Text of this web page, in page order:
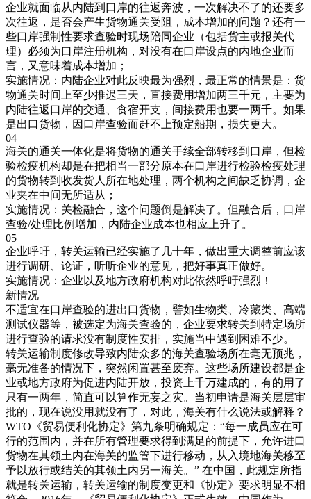
企业就面临从内陆到口岸的往返奔波，一次解决不了的还要多
次往返，是否会产生货物通关受阻，成本增加的问题？还有一
些口岸强制性要求查验时现场陪同企业（包括货主或报关代
理）必须为口岸注册机构，对没有在口岸设点的内地企业而
言，又意味着成本增加；
实施情况：内陆企业对此反映最为强烈，最正常的情景是：货
物通关时间上至少推迟三天，直接费用增加两三千元，主要为
内陆往返口岸的交通、食宿开支，间接费用也要一两千。如果
是出口货物，因口岸查验而赶不上预定船期，损失更大。
04
海关的通关一体化是将货物的通关手续全部转移到口岸，但检
验检疫机构却是在把相当一部分原本在口岸进行检验检疫处理
的货物转到收发货人所在地处理，两个机构之间缺乏协调，企
业夹在中间无所适从；
实施情况：关检融合，这个问题倒是解决了。但融合后，口岸
查验/处理比例增加，内陆企业成本也相应上升了。
05
企业呼吁，转关运输已经实施了几十年，做出重大调整前应该
进行调研、论证，听听企业的意见，把好事真正做好。
实施情况：企业以及地方政府机构对此依然呼吁强烈！
新情况
不适宜在口岸查验的进出口货物，譬如生物类、冷藏类、高端
测试仪器等，被选定为海关查验的，企业要求转关到特定场所
进行查验的请求没有制度性安排，实施当中遇到困难不少。
转关运输制度修改导致内陆众多的海关查验场所在毫无预兆，
毫无准备的情况下，突然闲置甚至废弃。这些场所建设都是企
业或地方政府为促进内陆开放，投资上千万建成的，有的用了
只有一两年，简直可以算作无妄之灾。当初申请是海关层层审
批的，现在说没用就没有了，对此，海关有什么说法或解释？
WTO《贸易便利化协定》第九条明确规定：“每一成员应在可
行的范围内，并在所有管理要求得到满足的前提下，允许进口
货物在其领土内在海关的监管下进行移动，从入境地海关移至
予以放行或结关的其领土内另一海关。” 在中国，此规定所指
就是转关运输，转关运输的制度变更和《协定》要求明显不相